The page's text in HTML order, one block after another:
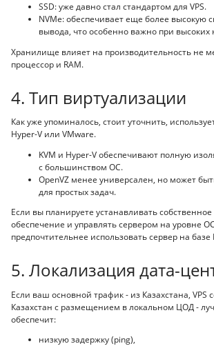
SSD: уже давно стал стандартом для VPS.
NVMe: обеспечивает еще более высокую
вывода, что особенно важно при высоких
Хранилище влияет на производительность не
процессор и RAM.
4. Тип виртуализации
Как уже упоминалось, стоит уточнить,
Hyper-V или VMware.
KVM и Hyper-V обеспечивают полную
с большинством ОС.
OpenVZ менее универсален, но может
для простых задач.
Если вы планируете устанавливать
обеспечение и управлять сервером на уровне
предпочтительнее использовать сервер на базе
5. Локализация дата-
Если ваш основной трафик - из Казахстана, VPS
Казахстан с размещением в локальном ЦОД -
обеспечит:
низкую задержку (ping),